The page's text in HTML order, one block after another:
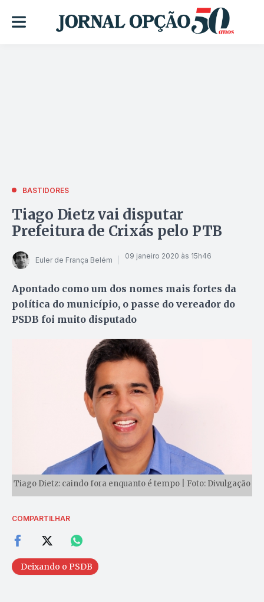
BASTIDORES
Tiago Dietz vai disputar
Prefeitura de Crixás pelo PTB
Euler de França Belém 09 janeiro 2020 às 15h46
Apontado como um dos nomes mais fortes da
política do município, o passe do vereador do
PSDB foi muito disputado
Tiago Dietz: caindo fora enquanto é tempo | Foto: Divulgação
COMPARTILHAR
Deixando o PSDB